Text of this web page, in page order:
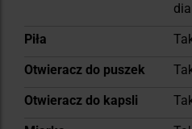
Piła
Otwieracz do puszek
Otwieracz do kapsli